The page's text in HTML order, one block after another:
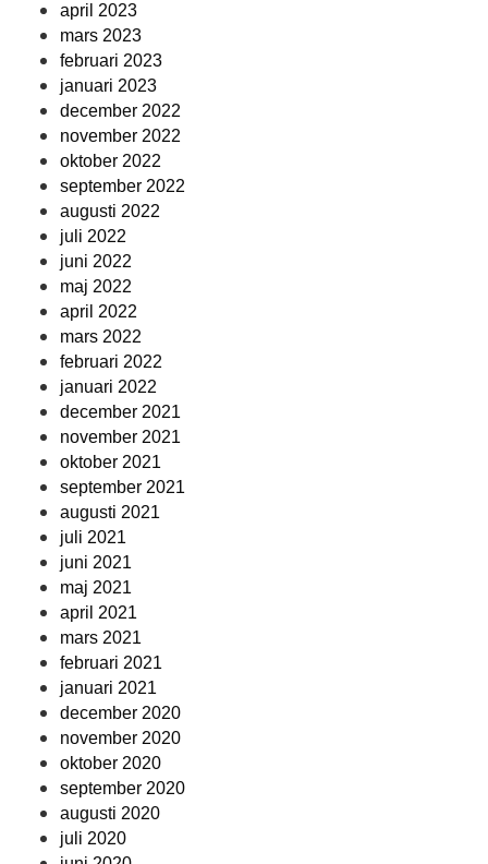
april 2023
mars 2023
februari 2023
januari 2023
december 2022
november 2022
oktober 2022
september 2022
augusti 2022
juli 2022
juni 2022
maj 2022
april 2022
mars 2022
februari 2022
januari 2022
december 2021
november 2021
oktober 2021
september 2021
augusti 2021
juli 2021
juni 2021
maj 2021
april 2021
mars 2021
februari 2021
januari 2021
december 2020
november 2020
oktober 2020
september 2020
augusti 2020
juli 2020